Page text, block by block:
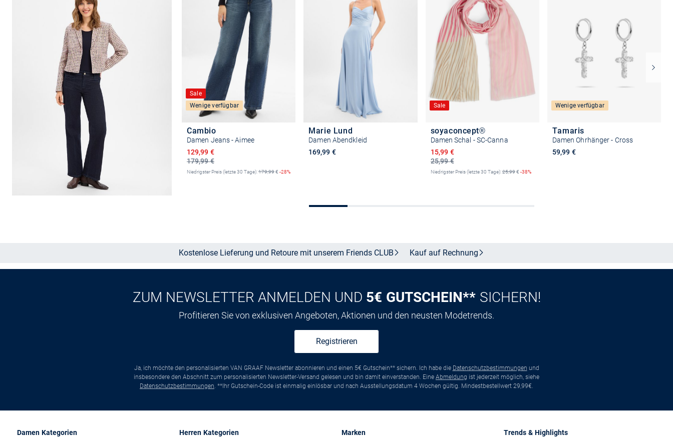
Sale
Wenige verfügbar
Cambio
Damen Jeans - Aimee
179,99 €
Ermäßigter Preis
129,99 €
Niedrigster Preis (letzte 30 Tage):179,99€ -28%
Marie Lund
Damen Abendkleid
169,99 €
Größe auswählen
Sale
soyaconcept®
Damen Schal - SC-Canna
25,99 €
Ermäßigter Preis
15,99 €
Niedrigster Preis (letzte 30 Tage):25,99€ -38%
Wenige verfügbar
Tamaris
Damen Ohrhänger - Cross
59,99 €
Kostenlose Lieferung und Retoure mit unserem Friends CLUB Kauf auf Rechnung
ZUM NEWSLETTER ANMELDEN UND 5€ GUTSCHEIN** SICHERN!
Profitieren Sie von exklusiven Angeboten, Aktionen und den neusten Modetrends.
Registrieren
Ja, ich möchte den personalisierten VAN GRAAF Newsletter abonnieren und einen 5€ Gutschein** sichern. Ich habe die Datenschutzbestimmungen und
insbesondere den Abschnitt zum personalisierten Newsletter-Versand gelesen und bin damit einverstanden. Eine Abmeldung ist jederzeit möglich, siehe
Datenschutzbestimmungen. **Ihr Gutschein-Code ist einmalig einlösbar und nach Ausstellungsdatum 4 Wochen gültig. Mindestbestellwert 29,99€.
Damen Kategorien Herren Kategorien Marken Trends & Highlights